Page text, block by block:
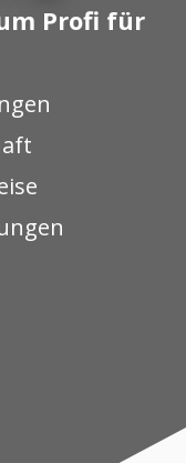
Profi für